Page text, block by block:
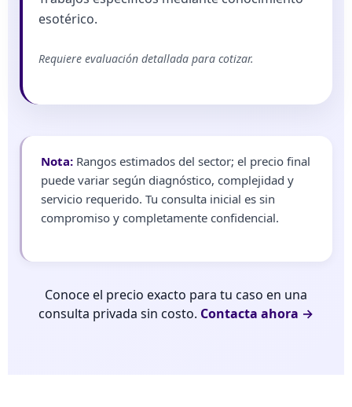
esotérico.
Requiere evaluación detallada para cotizar.
Nota:Rangos estimados del sector; el precio final
puede variar según diagnóstico, complejidad y
servicio requerido. Tu consulta inicial es sin
compromiso y completamente confidencial.
Conoce el precio exacto para tu caso en una
consulta privada sin costo. Contacta ahora →